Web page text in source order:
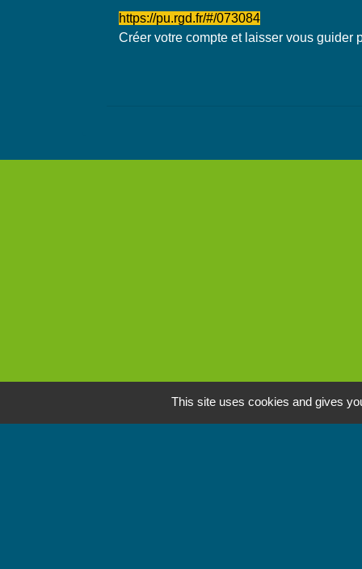
https://pu.rgd.fr/#/073084
Créer votre compte et laisser vous guider
This site uses cookies and gives